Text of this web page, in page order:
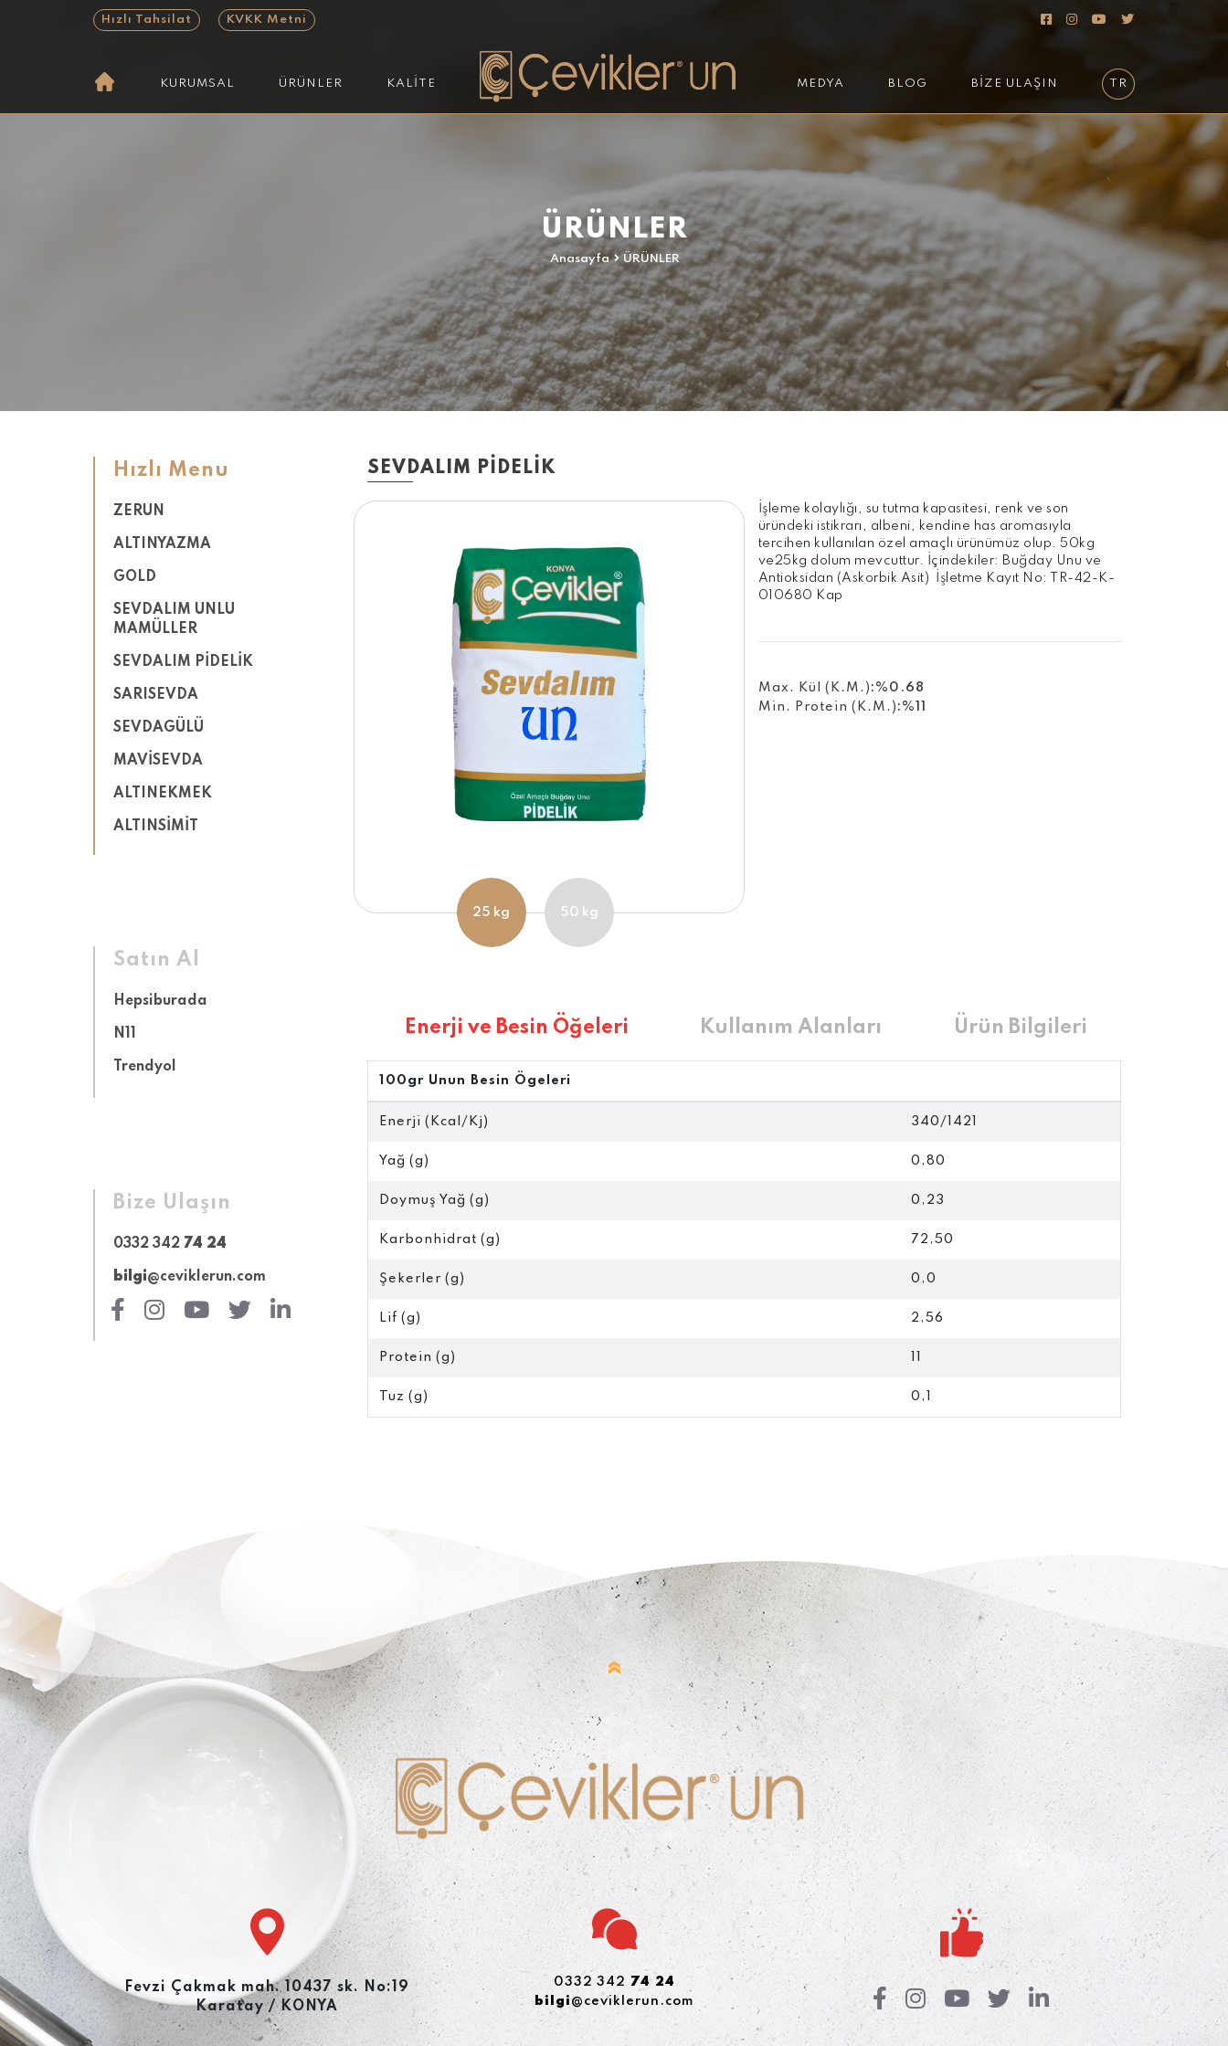
Hızlı Tahsilat KVKK Metni
KURUMSAL ÜRÜNLER KALİTE MEDYA BLOG BİZE ULAŞIN TR
ÜRÜNLER
Anasayfa ÜRÜNLER
Hızlı Menu
ZERUN
ALTINYAZMA
GOLD
SEVDALIM UNLU
MAMÜLLER
SEVDALIM PİDELİK
SARISEVDA
SEVDAGÜLÜ
MAVİSEVDA
ALTINEKMEK
ALTINSİMİT
Satın Al
Hepsiburada
N11
Trendyol
Bize Ulaşın
0332 342 74 24
bilgi@ceviklerun.com
SEVDALIM PİDELİK
25 kg 50 kg
İşleme kolaylığı, su tutma kapasitesi, renk ve son
üründeki istikrarı, albeni, kendine has aromasıyla
tercihen kullanılan özel amaçlı ürünümüz olup. 50kg
ve25kg dolum mevcuttur. İçindekiler: Buğday Unu ve
Antioksidan (Askorbik Asit) İşletme Kayıt No: TR-42-K-
010680 Kap
Max. Kül (K.M.) : %0.68
Min. Protein (K.M.) : %11
Enerji ve Besin Öğeleri Kullanım Alanları Ürün Bilgileri
100gr Unun Besin Ögeleri
Enerji (Kcal/Kj) 340/1421
Yağ (g) 0,80
Doymuş Yağ (g) 0,23
Karbonhidrat (g) 72,50
Şekerler (g) 0,0
Lif (g) 2,56
Protein (g)
Tuz (g) 0,1
Fevzi Çakmak mah. 10437 sk. No:19
Karatay / KONYA
0332 342 74 24
bilgi@ceviklerun.com